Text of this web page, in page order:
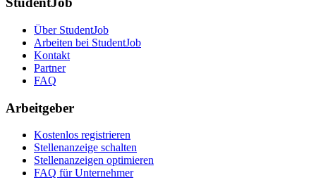
Über StudentJob
Arbeiten bei StudentJob
Kontakt
Partner
FAQ
Arbeitgeber
Kostenlos registrieren
Stellenanzeige schalten
Stellenanzeigen optimieren
FAQ für Unternehmer